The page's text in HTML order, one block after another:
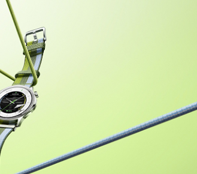
保護貼怎麼選？imos AR 低反光玻璃、藍寶
5 開箱 評測
聯想 Yoga Book 9 14吋 AI輕薄筆電 開箱 評測
系列 與 Moto | Swarovski razr 60 冰藍限定
讓您輕鬆的移除與格式化有防寫保護的隨身碟
幫手! VideoProc Converter AI 新版全解析 ×
牙音響 氛圍情境燈 我通通都要！ Starfish 2
GravaStar Mercury K1 系列 異星機械鍵盤與
MSI MPG 491CQP QD-OLED 超寬曲面電
囉！ imos 首家導入 UL MCV 行銷宣告驗證
歡慶 EaseUS 21 週年到來，「Slogan 海報
MagReact MXs2 5000mAh薄型磁吸